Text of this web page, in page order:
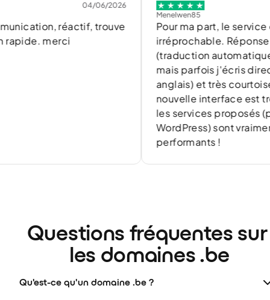
04/06/2026
réactif, trouve
merci
Menelwen85
Pour ma part, le service est
irréprochable. Réponses
(traduction automatique en
mais parfois j'écris
anglais) et très courtoises. La
nouvelle interface est très
les services proposés (pour
WordPress) sont vraiment
performants !
Questions fréquentes sur
les domaines .be
Qu'est-ce qu'un domaine .be ?